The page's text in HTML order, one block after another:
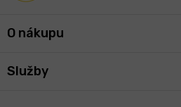
O nákupu
Služby